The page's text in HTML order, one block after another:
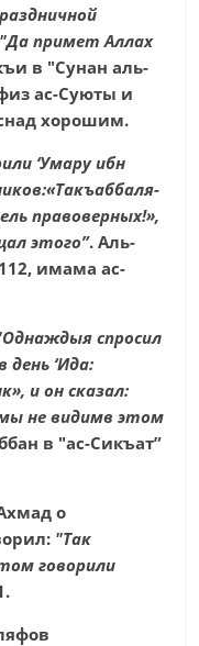
примет Аллах
в "Сунан аль-
ас-Суюты и
хорошим.
‘Умару ибн
правоверных!»,
этого”. Аль-
имама ас-
спросил
‘Ида:
и он сказал:
мы не видимв этом
в "ас-Сикъат”
о
"Так
говорили